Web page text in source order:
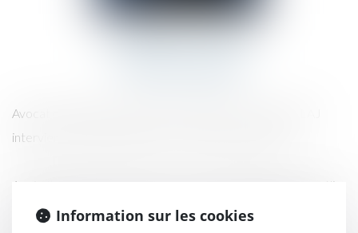
CAMÉLIA LAALAJ
Avocat collaborateur depuis mars 2020, Camélia LAALAJ
intervient en droit bancaire et en droit des sociétés.
Après l’obtention d’un master 1 en droit des affaires, Camélia
a intégré un master 2 droit des structures et activités de
Information sur les cookies